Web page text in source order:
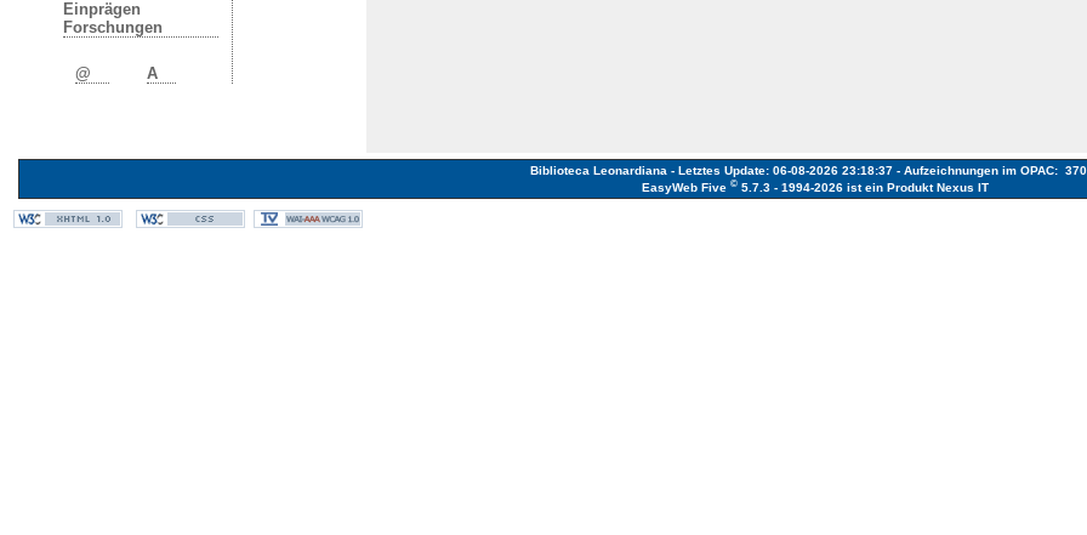
Einprägen
Forschungen
@ A
Biblioteca Leonardiana - Letztes Update: 06-08-2026 23:18:37 - Aufzeichnungen im OPAC:
EasyWeb Five © 5.7.3 - 1994-2026 ist ein Produkt Nexus IT